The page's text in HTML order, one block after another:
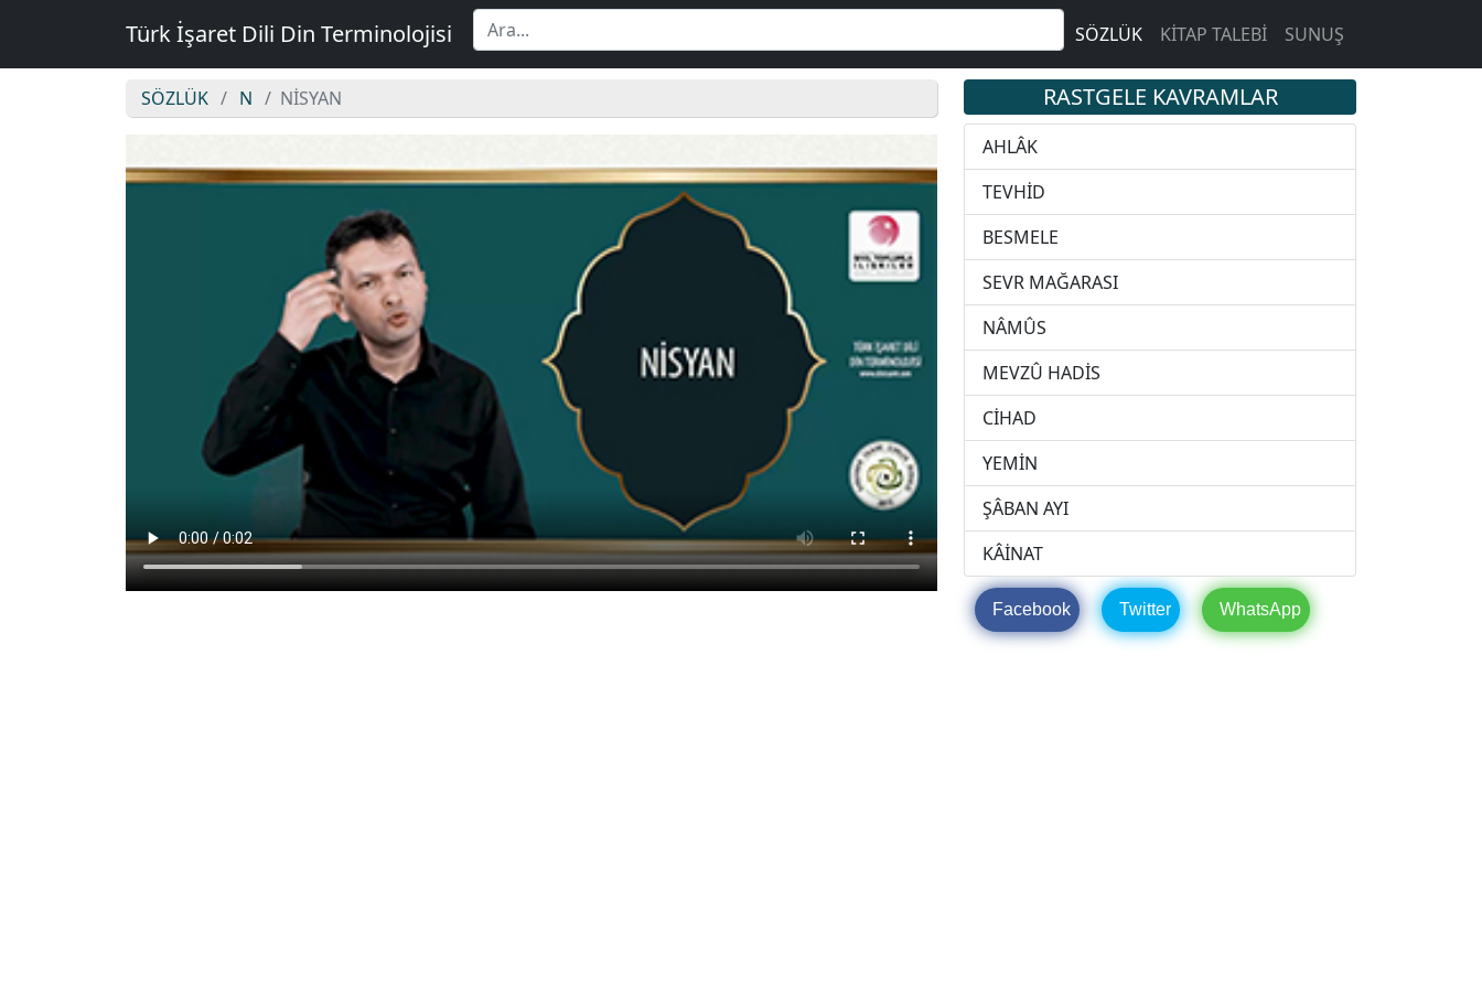
Türk İşaret Dili Din Terminolojisi SÖZLÜK KİTAP TALEBİ SUNUŞ
SÖZLÜK N NİSYAN
NİSYAN
RASTGELE KAVRAMLAR
AHLÂK
TEVHİD
BESMELE
SEVR MAĞARASI
NÂMÛS
MEVZÛ HADİS
CİHAD
YEMİN
ŞÂBAN AYI
KÂİNAT
Facebook Twitter WhatsApp